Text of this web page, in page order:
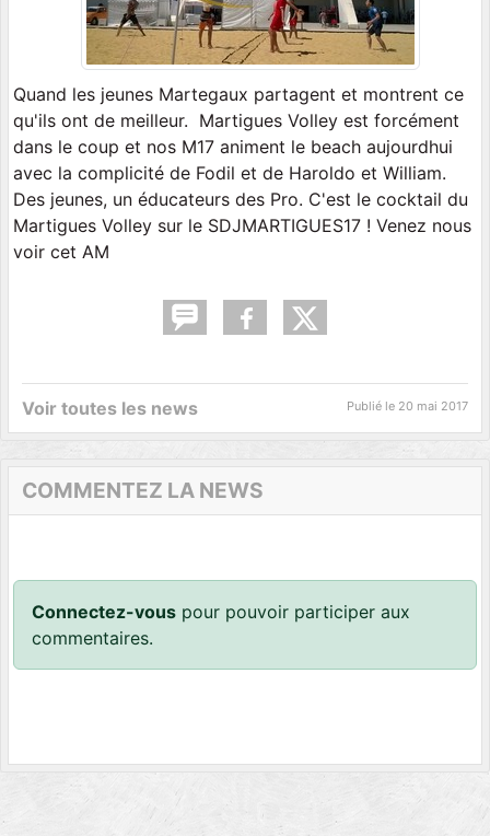
Quand les jeunes Martegaux partagent et montrent ce
qu'ils ont de meilleur. Martigues Volley est forcément
dans le coup et nos M17 animent le beach aujourdhui
avec la complicité de Fodil et de Haroldo et William.
Des jeunes, un éducateurs des Pro. C'est le cocktail du
Martigues Volley sur le SDJMARTIGUES17 ! Venez nous
voir cet AM
Voir toutes les news Publié le 20 mai 2017
COMMENTEZ LA NEWS
Connectez-vous pour pouvoir participer aux
commentaires.